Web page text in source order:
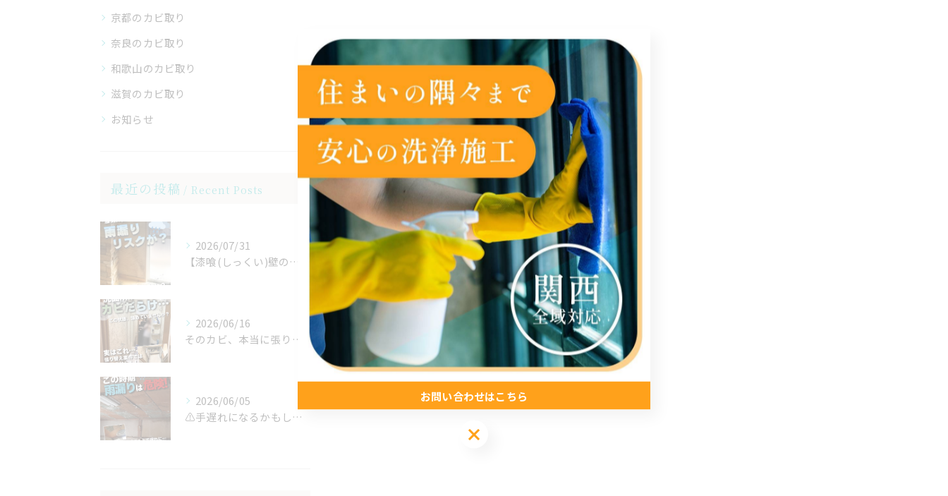
京都のカビ取り
奈良のカビ取り
和歌山のカビ取り
滋賀のカビ取り
お知らせ
最近の投稿 Recent Posts
2026/07/31
【漆喰(しっくい)壁の雨漏り事例☔】
2026/06/16
そのカビ、本当に張り替えが必要ですか？
2026/06/05
⚠️手遅れになるかもしれません！！⚠️
お問い合わせはこちら